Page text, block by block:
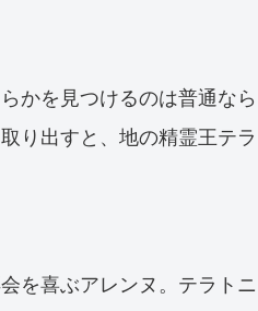
かを見つけるのは普通なら
り出すと、地の精霊王テラ
を喜ぶアレンヌ。テラトニ